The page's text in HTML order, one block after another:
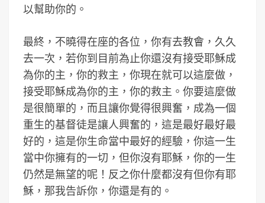
以幫助你的。
最終，不曉得在座的各位，你有去教會，久久
去一次，若你到目前為止你還沒有接受耶穌成
為你的主，你的救主，你現在就可以這麼做，
接受耶穌成為你的主，你的救主。你要這麼做
是很簡單的，而且讓你覺得很興奮，成為一個
重生的基督徒是讓人興奮的，這是最好最好最
好的，這是你生命當中最好的經驗，你這一生
當中你擁有的一切，但你沒有耶穌，你的一生
仍然是無望的呢！反之你什麼都沒有但你有耶
穌，那我告訴你，你還是有的。